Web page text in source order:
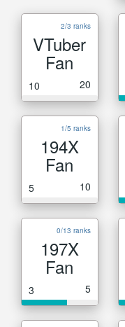
2/3 ranks
VTuber
Fan
10 20
1/5 ranks
194X
Fan
5 10
0/13 ranks
197X
Fan
3 5